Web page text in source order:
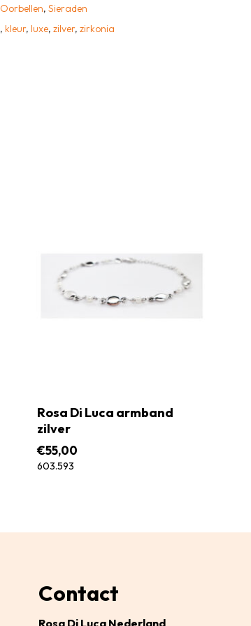
Oorbellen, Sieraden
, kleur, luxe, zilver, zirkonia
Rosa Di Luca armband
zilver
€55,00
603.593
Contact